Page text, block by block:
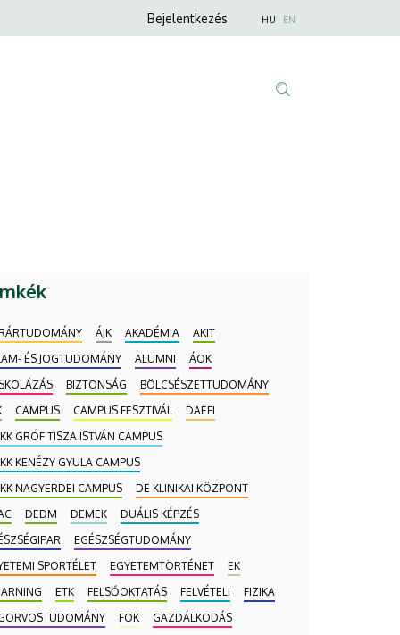
Anonim
Bejelentkezés HU EN
ÁJK AKADÉMIA
AKIT
ÉS JOGTUDOMÁNY
ALUMNI
ÁOK
BIZTONSÁG
BÖLCSÉSZETTUDOMÁNY
CAMPUS CAMPUS FESZTIVÁL
DAEFI
GRÓF TISZA ISTVÁN CAMPUS
KENÉZY GYULA CAMPUS
NAGYERDEI CAMPUS
DE KLINIKAI KÖZPONT
DEDM DEMEK
DUÁLIS KÉPZÉS
EGÉSZSÉGTUDOMÁNY
SPORTÉLET
EGYETEMTÖRTÉNET
EK
ETK FELSŐOKTATÁS FELVÉTELI
FIZIKA
FOK
GAZDÁLKODÁS